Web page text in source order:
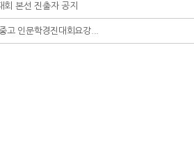
회 본선 진출자 공지
인문학경진대회요강...